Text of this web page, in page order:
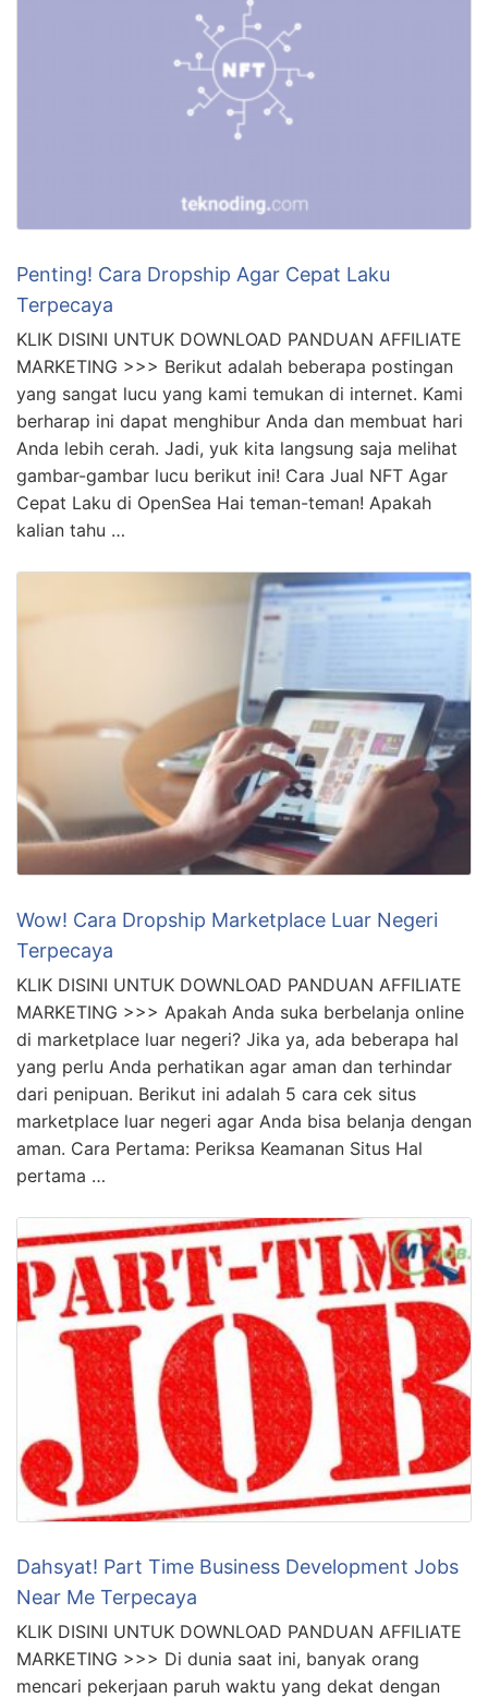
Penting! Cara Dropship Agar Cepat Laku
Terpecaya
KLIK DISINI UNTUK DOWNLOAD PANDUAN AFFILIATE
MARKETING >>> Berikut adalah beberapa postingan
yang sangat lucu yang kami temukan di internet. Kami
berharap ini dapat menghibur Anda dan membuat hari
Anda lebih cerah. Jadi, yuk kita langsung saja melihat
gambar-gambar lucu berikut ini! Cara Jual NFT Agar
Cepat Laku di OpenSea Hai teman-teman! Apakah
kalian tahu …
Wow! Cara Dropship Marketplace Luar Negeri
Terpecaya
KLIK DISINI UNTUK DOWNLOAD PANDUAN AFFILIATE
MARKETING >>> Apakah Anda suka berbelanja online
di marketplace luar negeri? Jika ya, ada beberapa hal
yang perlu Anda perhatikan agar aman dan terhindar
dari penipuan. Berikut ini adalah 5 cara cek situs
marketplace luar negeri agar Anda bisa belanja dengan
aman. Cara Pertama: Periksa Keamanan Situs Hal
pertama …
Dahsyat! Part Time Business Development Jobs
Near Me Terpecaya
KLIK DISINI UNTUK DOWNLOAD PANDUAN AFFILIATE
MARKETING >>> Di dunia saat ini, banyak orang
mencari pekerjaan paruh waktu yang dekat dengan